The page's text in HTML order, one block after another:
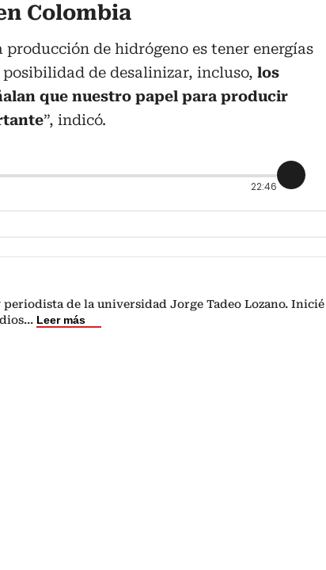
Colombia
de hidrógeno es tener energías
de desalinizar, incluso, los
que nuestro papel para producir
”, indicó.
22:46
de la universidad Jorge Tadeo Lozano. Inicié
... Leer más